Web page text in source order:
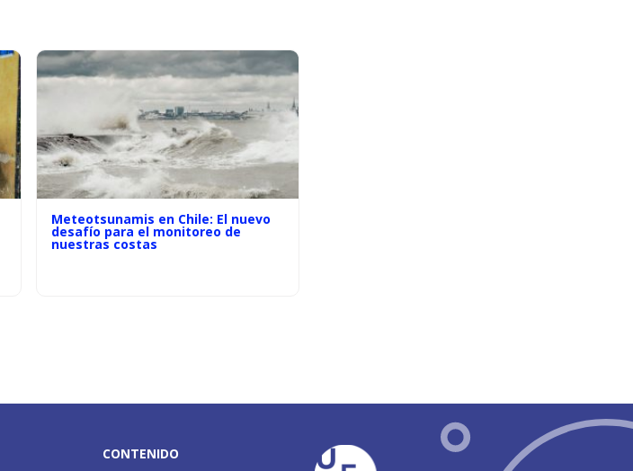
Meteotsunamis en Chile: El nuevo
desafío para el monitoreo de
nuestras costas
CONTENIDO